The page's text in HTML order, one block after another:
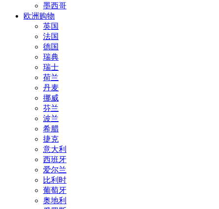
墨西哥
欧洲购物
英国
法国
德国
瑞典
瑞士
荷兰
丹麦
挪威
芬兰
波兰
希腊
捷克
意大利
西班牙
爱尔兰
比利时
葡萄牙
奥地利